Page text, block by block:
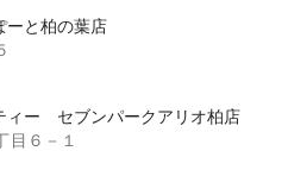
と柏の葉店
ィー セブンパークアリオ柏店
目６－１